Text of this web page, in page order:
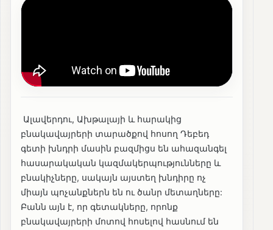
Ալավերդու, Ախթալայի և հարակից
բնակավայրերի տարածքով հոսող Դեբեդ
գետի խնդրի մասին բազմիցս են ահազանգել
հասարակական կազմակերպությունները և
բնակիչները, սակայն այստեղ խնդիրը ոչ
միայն պոչանքներն են ու ծանր մետաղները:
Բանն այն է, որ գետակները, որոնք
բնակավայրերի մոտով հոսելով հասնում են